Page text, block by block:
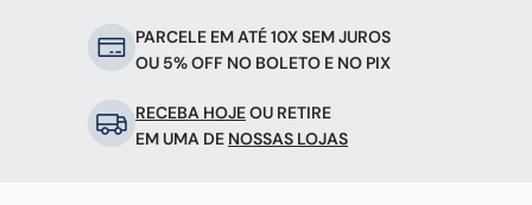
PARCELE EM ATÉ 10X SEM JUROS
OU 5% OFF NO BOLETO E NO PIX
RECEBA HOJEOU RETIRE
EM UMA DE NOSSAS LOJAS